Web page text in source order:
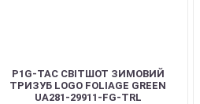
P1G-TAC СВІТШОТ ЗИМОВИЙ
ТРИЗУБ LOGO FOLIAGE GREEN
UA281-29911-FG-TRL